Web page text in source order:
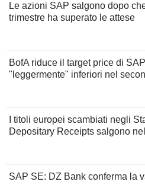
Le azioni SAP salgono dopo
trimestre ha superato le attese
BofA riduce il target price di
"leggermente" inferiori nel
I titoli europei scambiati negli
Depositary Receipts salgono
SAP SE: DZ Bank conferma la